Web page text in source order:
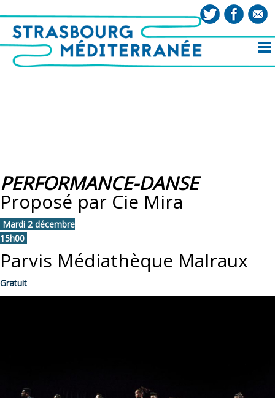
PERFORMANCE-DANSE
Proposé par Cie Mira
Mardi 2 décembre
15h00
Parvis Médiathèque Malraux
Gratuit